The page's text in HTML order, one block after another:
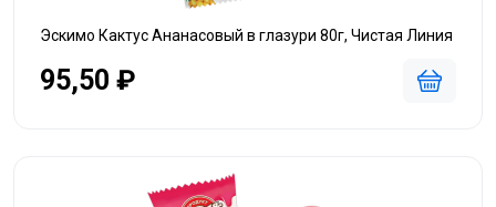
Эскимо Кактус Ананасовый в глазури 80г, Чистая Линия
95,50 ₽